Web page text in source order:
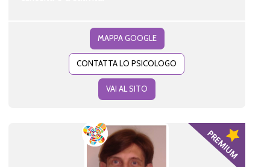
MAPPA GOOGLE
CONTATTA LO PSICOLOGO
VAI AL SITO